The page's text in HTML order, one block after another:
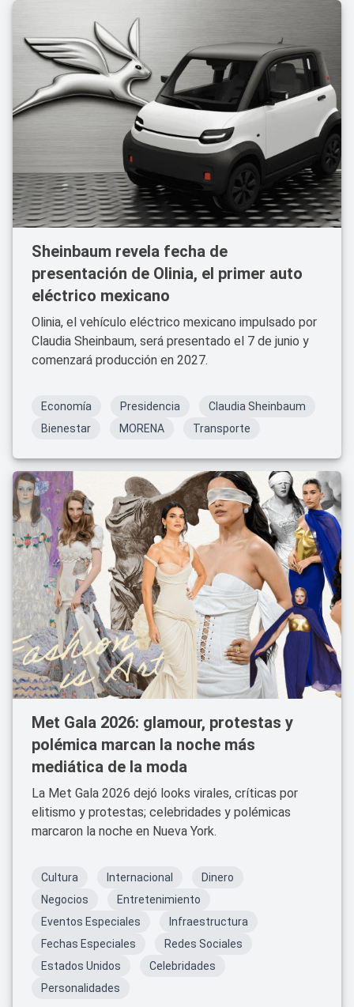
Sheinbaum revela fecha de
presentación de Olinia, el primer auto
eléctrico mexicano
Olinia, el vehículo eléctrico mexicano impulsado por
Claudia Sheinbaum, será presentado el 7 de junio y
comenzará producción en 2027.
Economía Presidencia
Claudia Sheinbaum
Bienestar
MORENA Transporte
Met Gala 2026: glamour, protestas y
polémica marcan la noche más
mediática de la moda
La Met Gala 2026 dejó looks virales, críticas por
elitismo y protestas; celebridades y polémicas
marcaron la noche en Nueva York.
Cultura Internacional
Dinero
Negocios
Entretenimiento
Eventos Especiales
Infraestructura
Fechas Especiales
Redes Sociales
Estados Unidos
Celebridades
Personalidades